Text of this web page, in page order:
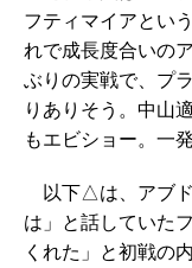
フティマイアとい
れで成長度合いの
ぶりの実戦で、プ
りありそう。中山
もエビショー。一
以下△は、アブド
は」と話していた
くれた」と初戦の